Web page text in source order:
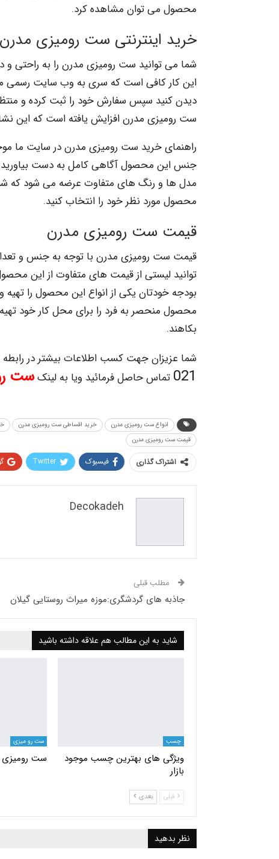
محصول می توان مشاهده کرد.
خرید اینترنتی ست رومیزی مدرن
شما می توانید ست رومیزی مدرن را به راحتی و
این کار کافی است که سری به وب سایت رسمی ما
دیدن کنید سپس سفارش خود را ثبت کرده و منتظر
ست رومیزی مدرن افزایش یافته است که این
راهنمای خرید ست رومیزی مدرن در سایت ما
جنس این محصول آگاهی کامل به دست
مدل ها و رنگ های متفاوت عرضه می شود که
محصول مورد نظر خود را انتخاب کنید.
قیمت ست رومیزی مدرن
قیمت ست رومیزی مدرن با توجه به جنس و
توانید لیستی از قیمت های متفاوت از این
بودجه خودتان یکی از انواع این محصول را
محصول منحصر به فرد را برای محل کار خود
بکاهند.
شما عزیزان جهت کسب اطلاعات بیشتر در رابطه
021 تماس حاصل فرمائید ویا به لینکست
انواع ست رومیزی مدرن خرید اقساطی ست رومیزی مدرن
قیمت ست رومیزی مدرن
اشتراک گذاری فیسبوک Twitter
Decokadeh
مطلب قبلی
جاذبه های گردشگری:موزه میراث روستایی گیلان
شاید به این مطالب هم علاقه داشته باشید
چسب
ویژگی های بهترین چسب موجود
بازار
ست رو میزی
ست
قبلی بعدی
نظر بدهید